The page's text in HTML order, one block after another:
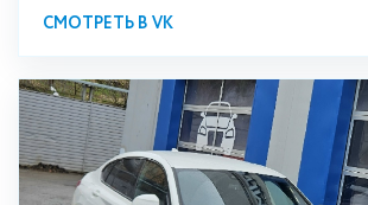
СМОТРЕТЬ В VK